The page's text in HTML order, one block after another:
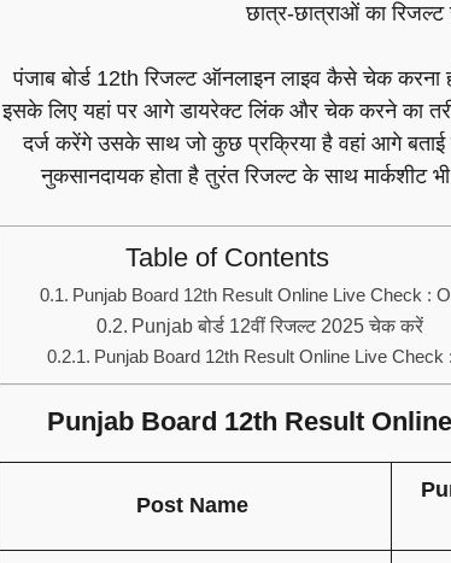
छात्र-छात्राओं का रिजल्ट
पंजाब बोर्ड 12th रिजल्ट ऑनलाइन लाइव कैसे चेक करना
इसके लिए यहां पर आगे डायरेक्ट लिंक और चेक करने का
दर्ज करेंगे उसके साथ जो कुछ प्रक्रिया है वहां आगे बताई
नुकसानदायक होता है तुरंत रिजल्ट के साथ मार्कशीट
Table of Contents
Punjab Board 12th Result Online Live Check :
Punjab बोर्ड 12वीं रिजल्ट 2025 चेक करें
Punjab Board 12th Result Online Live Check
Punjab Board 12th Result
Post Name